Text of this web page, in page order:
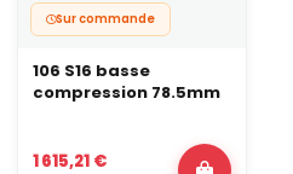
Sur commande
106 S16 basse
compression 78.5mm
1 615,21 €